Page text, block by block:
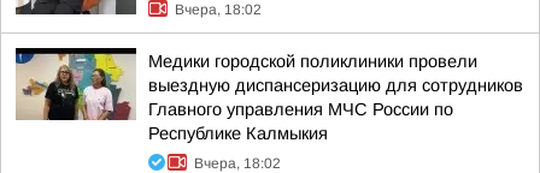
Вчера, 18:02
Медики городской поликлиники провели
выездную диспансеризацию для сотрудников
Главного управления МЧС России по
Республике Калмыкия
Вчера, 18:02